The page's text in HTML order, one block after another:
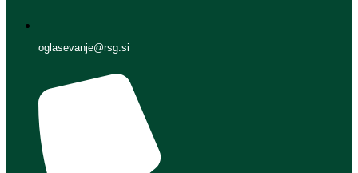
oglasevanje@rsg.si